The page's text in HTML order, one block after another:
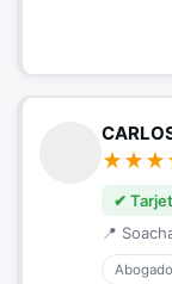
✔
📍